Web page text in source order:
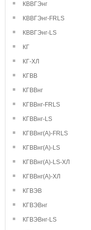
КВВГЭнг
КВВГЭнг-FRLS
КВВГЭнг-LS
КГ
КГ-ХЛ
КГВВ
КГВВнг
КГВВнг-FRLS
КГВВнг-LS
КГВВнг(А)-FRLS
КГВВнг(А)-LS
КГВВнг(А)-LS-ХЛ
КГВВнг(А)-ХЛ
КГВЭВ
КГВЭВнг
КГВЭВнг-LS